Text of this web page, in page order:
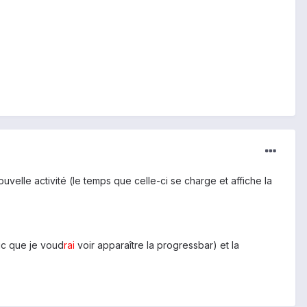
activité (le temps que celle-ci se charge et affiche la
que je voudrai voir apparaître la progressbar) et la